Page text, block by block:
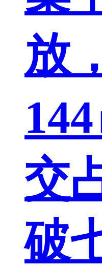
放
交
破